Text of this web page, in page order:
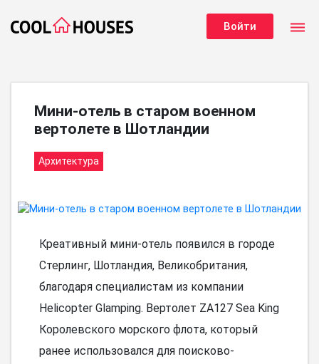
Войти dehaze
Мини-отель в старом военном
вертолете в Шотландии
Архитектура
Креативный мини-отель появился в городе
Стерлинг, Шотландия, Великобритания,
благодаря специалистам из компании
Helicopter Glamping. Вертолет ZA127 Sea King
Королевского морского флота, который
ранее использовался для поисково-